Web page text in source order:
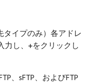
タイプのみ）各アドレ
し、 +​をクリックし
、sFTP、およびFTP